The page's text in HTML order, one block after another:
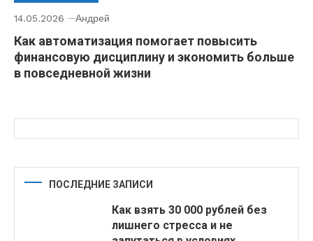
14.05.2026 Андрей
Как автоматизация помогает повысить
финансовую дисциплину и экономить больше
в повседневной жизни
ПОСЛЕДНИЕ ЗАПИСИ
Как взять 30 000 рублей без
лишнего стресса и не